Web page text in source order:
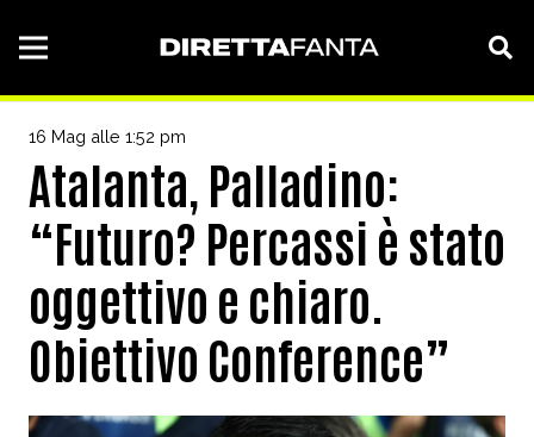
16 Mag alle 1:52 pm
Atalanta, Palladino:
“Futuro? Percassi è stato
oggettivo e chiaro.
Obiettivo Conference”